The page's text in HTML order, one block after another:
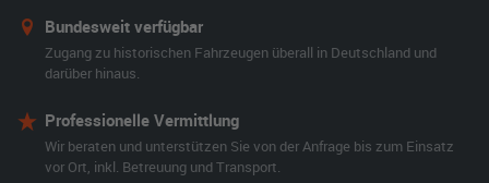
Bundesweit verfügbar
Zugang zu historischen Fahrzeugen überall in Deutschland und
darüber hinaus.
Professionelle Vermittlung
Wir beraten und unterstützen Sie von der Anfrage bis zum Einsatz
vor Ort, inkl. Betreuung und Transport.